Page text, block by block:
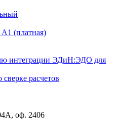
(платная)
интеграции ЭДиН:ЭДО для
сверке расчетов
оф. 2406